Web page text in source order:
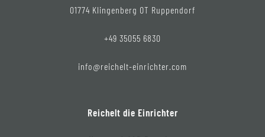
01774 Klingenberg OT Ruppendorf
+49 35055 6830
info@reichelt-einrichter.com
Reichelt die Einrichter